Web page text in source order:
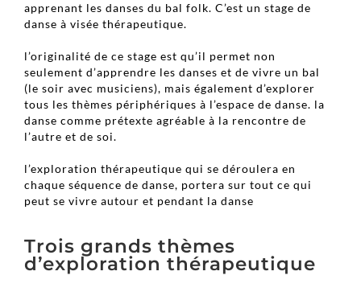
apprenant les danses du bal folk. C’est un stage de
danse à visée thérapeutique.
l’originalité de ce stage est qu’il permet non
seulement d’apprendre les danses et de vivre un bal
(le soir avec musiciens), mais également d’explorer
tous les thèmes périphériques à l’espace de danse. la
danse comme prétexte agréable à la rencontre de
l’autre et de soi.
l’exploration thérapeutique qui se déroulera en
chaque séquence de danse, portera sur tout ce qui
peut se vivre autour et pendant la danse
Trois grands thèmes
d’exploration thérapeutique